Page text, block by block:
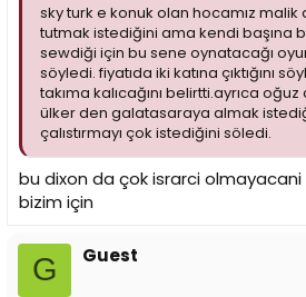
sky turk e konuk olan hocamız malik
tutmak istediğini ama kendi başına
sewdiği için bu sene oynatacağı
söyledi. fiyatıda iki katına çıktığını
takıma kalıcağını belirtti.ayrıca
ülker den galatasaraya almak
çalıstırmayı çok istediğini söledi.
bu dixon da çok israrci
bizim için
G Guest